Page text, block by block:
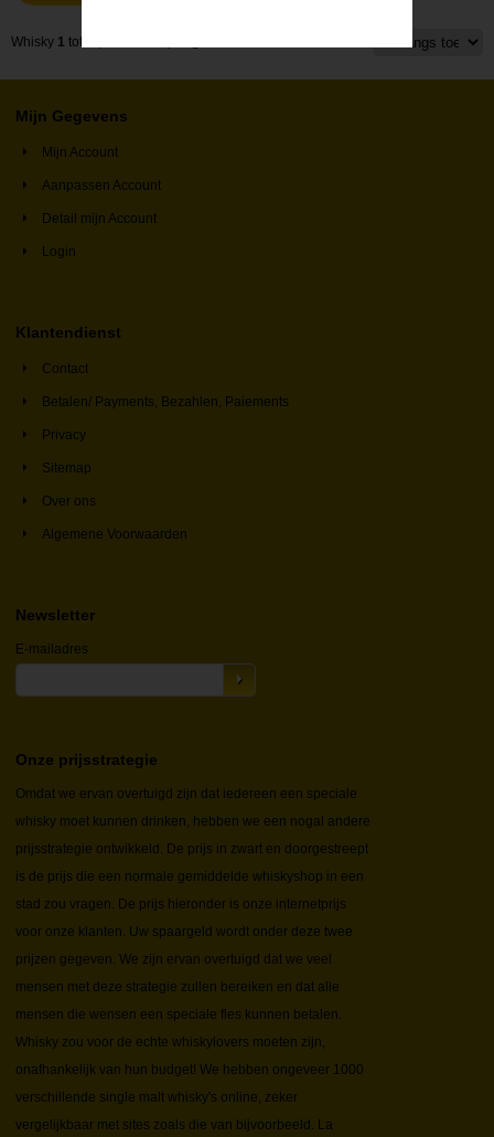
Whisky 1 tot
Mijn Gegevens
Mijn Account
Aanpassen Account
Detail mijn Account
Login
Klantendienst
Contact
Betalen/ Payments, Bezahlen, Paiements
Privacy
Sitemap
Over ons
Algemene Voorwaarden
Newsletter
E-mailadres
Onze prijsstrategie
Omdat we ervan overtuigd zijn dat iedereen een speciale
whisky moet kunnen drinken, hebben we een nogal andere
prijsstrategie ontwikkeld. De prijs in zwart en doorgestreept
is de prijs die een normale gemiddelde whiskyshop in een
stad zou vragen. De prijs hieronder is onze internetprijs
voor onze klanten. Uw spaargeld wordt onder deze twee
prijzen gegeven. We zijn ervan overtuigd dat we veel
mensen met deze strategie zullen bereiken en dat alle
mensen die wensen een speciale fles kunnen betalen.
Whisky zou voor de echte whiskylovers moeten zijn,
onafhankelijk van hun budget! We hebben ongeveer 1000
verschillende single malt whisky's online, zeker
vergelijkbaar met sites zoals die van bijvoorbeeld. La